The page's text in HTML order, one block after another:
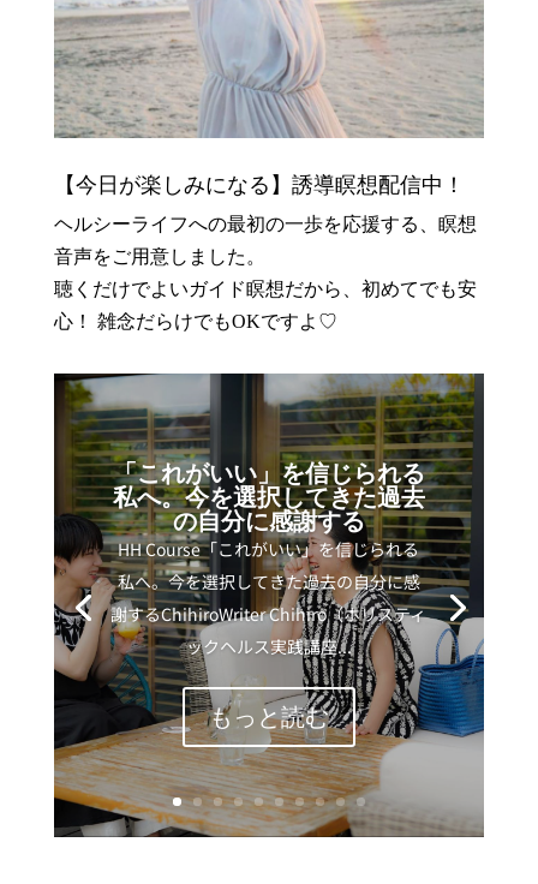
【今日が楽しみになる】誘導瞑想配信中！
ヘルシーライフへの最初の一歩を応援する、瞑想
音声をご用意しました。
聴くだけでよいガイド瞑想だから、初めてでも安
心！ 雑念だらけでもOKですよ♡
「これがいい」を信じられる
私へ。今を選択してきた過去
の自分に感謝する
HH Course「これがいい」を信じられる
私へ。今を選択してきた過去の自分に感
謝するChihiroWriter Chihiro（ホリスティ
ックヘルス実践講座...
もっと読む